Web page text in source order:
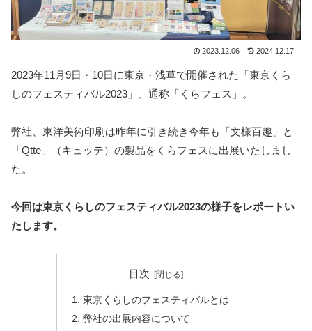
2023.12.06 2024.12.17
2023年11月9日・10日に東京・浅草で開催された「東京くら
しのフェスティバル2023」、通称「くらフェス」。
弊社、東洋美術印刷は昨年に引き続き今年も「文様百趣」と
「Qtte」（キュッテ）の製品をくらフェスに出展いたしまし
た。
今回は東京くらしのフェスティバル2023の様子をレポートい
たします。
目次
東京くらしのフェスティバルとは
弊社の出展内容について